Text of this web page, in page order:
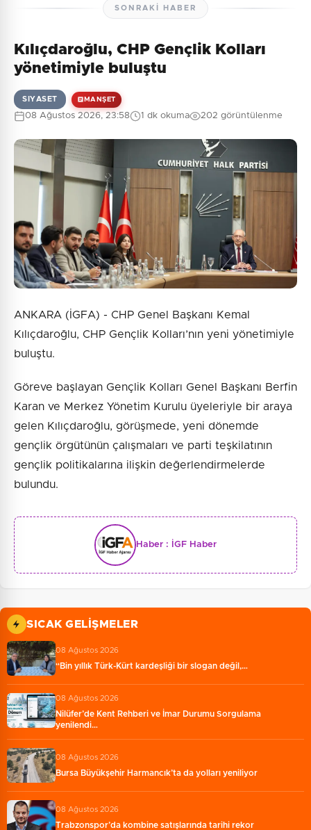
SONRAKI HABER
Kılıçdaroğlu, CHP Gençlik Kolları
yönetimiyle buluştu
SIYASET MANŞET
08 Ağustos 2026, 23:58 1 dk okuma 202 görüntülenme
ANKARA (İGFA) - CHP Genel Başkanı Kemal
Kılıçdaroğlu, CHP Gençlik Kolları’nın yeni yönetimiyle
buluştu.
Göreve başlayan Gençlik Kolları Genel Başkanı Berfin
Karan ve Merkez Yönetim Kurulu üyeleriyle bir araya
gelen Kılıçdaroğlu, görüşmede, yeni dönemde
gençlik örgütünün çalışmaları ve parti teşkilatının
gençlik politikalarına ilişkin değerlendirmelerde
bulundu.
Haber : İGF Haber
SICAK GELIŞMELER
08 Ağustos 2026
“Bin yıllık Türk-Kürt kardeşliği bir slogan değil,…
08 Ağustos 2026
Nilüfer’de Kent Rehberi ve İmar Durumu Sorgulama
yenilendi…
08 Ağustos 2026
Bursa Büyükşehir Harmancık’ta da yolları yeniliyor
08 Ağustos 2026
Trabzonspor’da kombine satışlarında tarihi rekor